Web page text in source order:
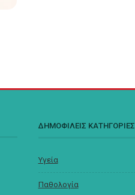
ΔΗΜΟΦΙΛΕΙΣ ΚΑΤΗΓΟΡΙΕΣ
Υγεία
Παθολογία